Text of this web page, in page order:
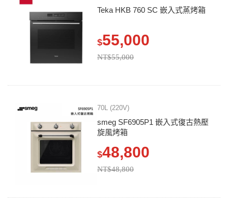
Teka HKB 760 SC 嵌入式蒸烤箱
$55,000
NT$55,000
70L (220V)
smeg SF6905P1 嵌入式復古熱壓
旋風烤箱
$48,800
NT$48,800